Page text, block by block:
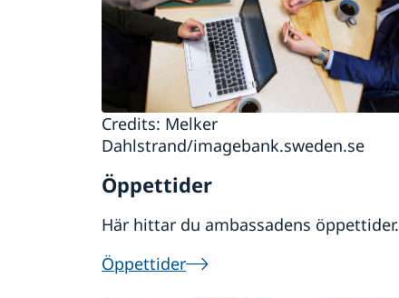
Credits: Melker
Dahlstrand/imagebank.sweden.se
Öppettider
Här hittar du ambassadens öppettider.
Öppettider